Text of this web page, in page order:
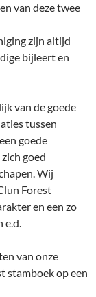
van deze twee
zijn altijd
bijleert en
van de goede
tussen
goede
goed
Wij
Forest
en een zo
e.d.
van onze
stamboek op een